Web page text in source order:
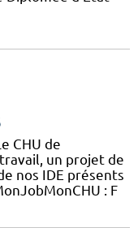
CHU de
un projet de
nos IDE présents
: F